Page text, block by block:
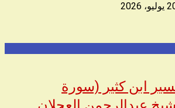
ابن كثير (سورة